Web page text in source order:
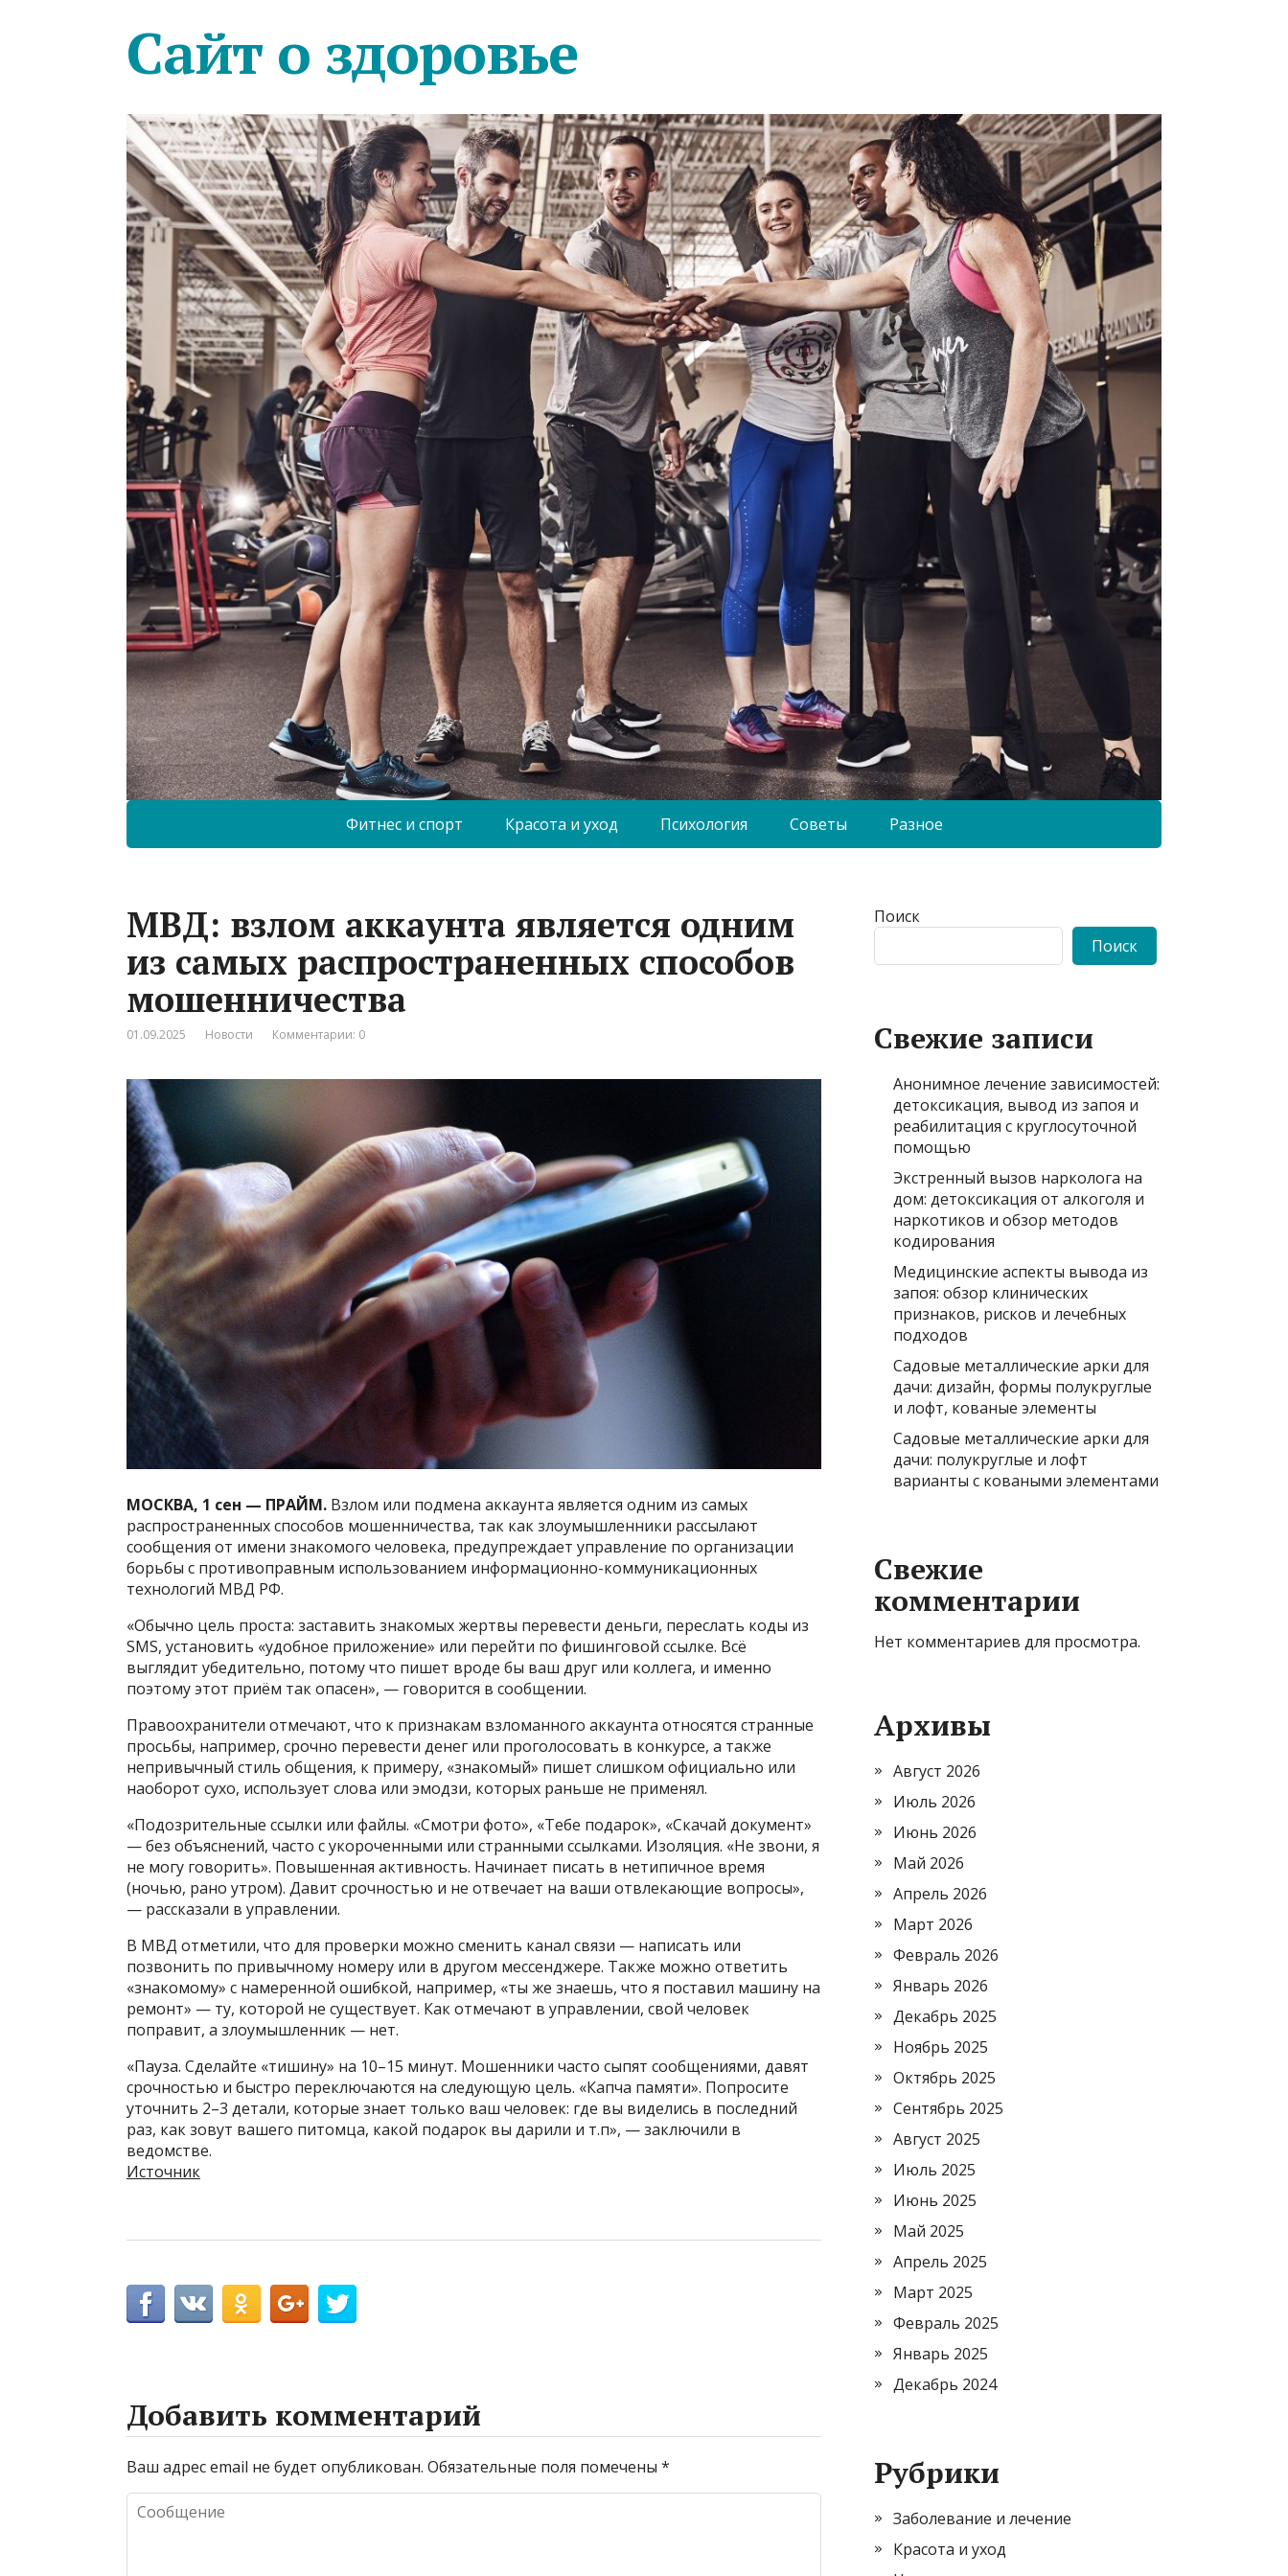
Сайт о здоровье
Фитнес и спорт Красота и уход Психология Советы Разное
МВД: взлом аккаунта является одним
из самых распространенных способов
мошенничества
01.09.2025 Новости Комментарии: 0
МОСКВА, 1 сен — ПРАЙМ. Взлом или подмена аккаунта является одним из самых
распространенных способов мошенничества, так как злоумышленники рассылают
сообщения от имени знакомого человека, предупреждает управление по организации
борьбы с противоправным использованием информационно-коммуникационных
технологий МВД РФ.
«Обычно цель проста: заставить знакомых жертвы перевести деньги, переслать коды из
SMS, установить «удобное приложение» или перейти по фишинговой ссылке. Всё
выглядит убедительно, потому что пишет вроде бы ваш друг или коллега, и именно
поэтому этот приём так опасен», — говорится в сообщении.
Правоохранители отмечают, что к признакам взломанного аккаунта относятся странные
просьбы, например, срочно перевести денег или проголосовать в конкурсе, а также
непривычный стиль общения, к примеру, «знакомый» пишет слишком официально или
наоборот сухо, использует слова или эмодзи, которых раньше не применял.
«Подозрительные ссылки или файлы. «Смотри фото», «Тебе подарок», «Скачай документ»
— без объяснений, часто с укороченными или странными ссылками. Изоляция. «Не звони, я
не могу говорить». Повышенная активность. Начинает писать в нетипичное время
(ночью, рано утром). Давит срочностью и не отвечает на ваши отвлекающие вопросы»,
— рассказали в управлении.
В МВД отметили, что для проверки можно сменить канал связи — написать или
позвонить по привычному номеру или в другом мессенджере. Также можно ответить
«знакомому» с намеренной ошибкой, например, «ты же знаешь, что я поставил машину на
ремонт» — ту, которой не существует. Как отмечают в управлении, свой человек
поправит, а злоумышленник — нет.
«Пауза. Сделайте «тишину» на 10–15 минут. Мошенники часто сыпят сообщениями, давят
срочностью и быстро переключаются на следующую цель. «Капча памяти». Попросите
уточнить 2–3 детали, которые знает только ваш человек: где вы виделись в последний
раз, как зовут вашего питомца, какой подарок вы дарили и т.п», — заключили в
ведомстве.
Источник
Добавить комментарий
Ваш адрес email не будет опубликован. Обязательные поля помечены *
Поиск
Поиск
Свежие записи
Анонимное лечение зависимостей:
детоксикация, вывод из запоя и
реабилитация с круглосуточной
помощью
Экстренный вызов нарколога на
дом: детоксикация от алкоголя и
наркотиков и обзор методов
кодирования
Медицинские аспекты вывода из
запоя: обзор клинических
признаков, рисков и лечебных
подходов
Садовые металлические арки для
дачи: дизайн, формы полукруглые
и лофт, кованые элементы
Садовые металлические арки для
дачи: полукруглые и лофт
варианты с коваными элементами
Свежие
комментарии
Нет комментариев для просмотра.
Архивы
Август 2026
Июль 2026
Июнь 2026
Май 2026
Апрель 2026
Март 2026
Февраль 2026
Январь 2026
Декабрь 2025
Ноябрь 2025
Октябрь 2025
Сентябрь 2025
Август 2025
Июль 2025
Июнь 2025
Май 2025
Апрель 2025
Март 2025
Февраль 2025
Январь 2025
Декабрь 2024
Рубрики
Заболевание и лечение
Красота и уход